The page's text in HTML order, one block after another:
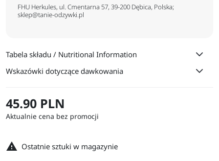
FHU Herkules, ul. Cmentarna 57, 39-200 Dębica, Polska;
sklep@tanie-odzywki.pl
Tabela składu / Nutritional Information
Wskazówki dotyczące dawkowania
45.90 PLN
Aktualnie cena bez promocji
 Ostatnie sztuki w magazynie